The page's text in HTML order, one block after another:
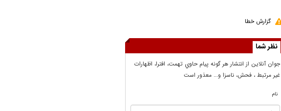
گزارش خطا
نظر شما
جوان آنلاين از انتشار هر گونه پيام حاوي تهمت، افترا، اظهارات
غير مرتبط ، فحش، ناسزا و... معذور است
نام